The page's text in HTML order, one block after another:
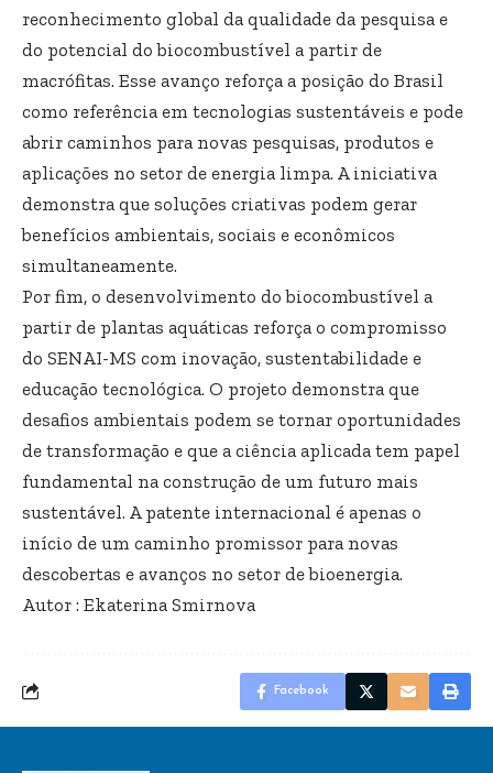
reconhecimento global da qualidade da pesquisa e
do potencial do biocombustível a partir de
macrófitas. Esse avanço reforça a posição do Brasil
como referência em tecnologias sustentáveis e pode
abrir caminhos para novas pesquisas, produtos e
aplicações no setor de energia limpa. A iniciativa
demonstra que soluções criativas podem gerar
benefícios ambientais, sociais e econômicos
simultaneamente.
Por fim, o desenvolvimento do biocombustível a
partir de plantas aquáticas reforça o compromisso
do SENAI-MS com inovação, sustentabilidade e
educação tecnológica. O projeto demonstra que
desafios ambientais podem se tornar oportunidades
de transformação e que a ciência aplicada tem papel
fundamental na construção de um futuro mais
sustentável. A patente internacional é apenas o
início de um caminho promissor para novas
descobertas e avanços no setor de bioenergia.
Autor : Ekaterina Smirnova
Facebook